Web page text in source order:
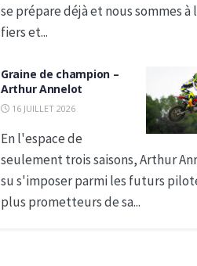
se prépare déjà et nous sommes à
fiers et...
Graine de champion –
Arthur Annelot
16 JUILLET 2026
En l'espace de
seulement trois saisons, Arthur
su s'imposer parmi les futurs
plus prometteurs de sa...